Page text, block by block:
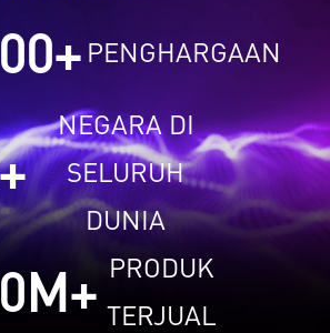
+ PENGHARGAAN
NEGARA DI
SELURUH
DUNIA
M+ PRODUK
TERJUAL